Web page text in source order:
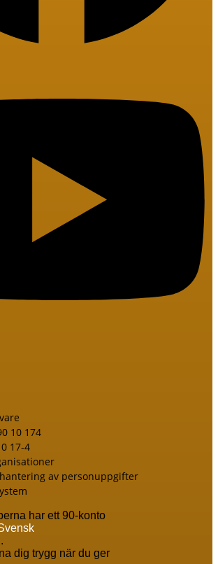
10 174
17-4
av personuppgifter
har ett 90-konto
.
dig trygg när du ger